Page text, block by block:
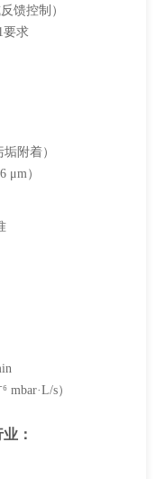
馈控制）
要求
附着）
μm）
mbar·L/s）
：